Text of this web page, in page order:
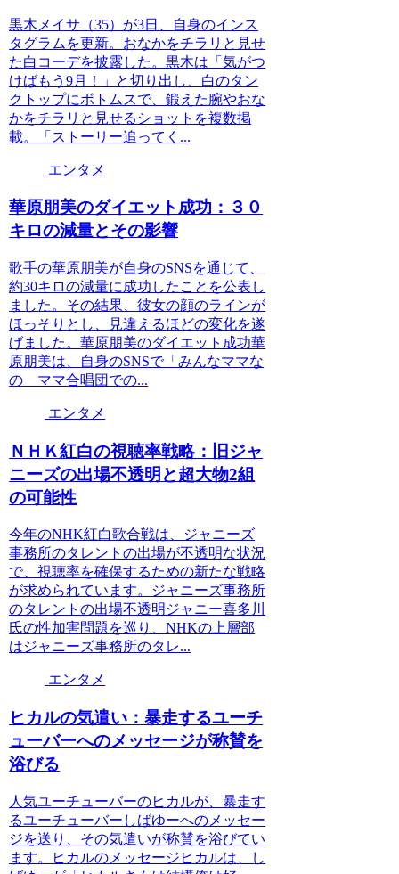
黒木メイサ（35）が3日、自身のインス
タグラムを更新。おなかをチラリと見せ
た白コーデを披露した。黒木は「気がつ
けばもう9月！」と切り出し、白のタン
クトップにボトムスで、鍛えた腕やおな
かをチラリと見せるショットを複数掲
載。「ストーリー追ってく...
エンタメ
華原朋美のダイエット成功：３０
キロの減量とその影響
歌手の華原朋美が自身のSNSを通じて、
約30キロの減量に成功したことを公表し
ました。その結果、彼女の顔のラインが
ほっそりとし、見違えるほどの変化を遂
げました。華原朋美のダイエット成功華
原朋美は、自身のSNSで「みんなママな
の ママ合唱団での...
エンタメ
ＮＨＫ紅白の視聴率戦略：旧ジャ
ニーズの出場不透明と超大物2組
の可能性
今年のNHK紅白歌合戦は、ジャニーズ
事務所のタレントの出場が不透明な状況
で、視聴率を確保するための新たな戦略
が求められています。ジャニーズ事務所
のタレントの出場不透明ジャニー喜多川
氏の性加害問題を巡り、NHKの上層部
はジャニーズ事務所のタレ...
エンタメ
ヒカルの気遣い：暴走するユーチ
ューバーへのメッセージが称賛を
浴びる
人気ユーチューバーのヒカルが、暴走す
るユーチューバーしばゆーへのメッセー
ジを送り、その気遣いが称賛を浴びてい
ます。ヒカルのメッセージヒカルは、し